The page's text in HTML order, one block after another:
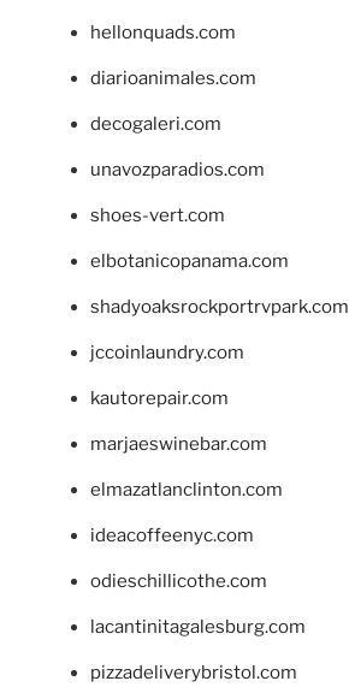
hellonquads.com
diarioanimales.com
decogaleri.com
unavozparadios.com
shoes-vert.com
elbotanicopanama.com
shadyoaksrockportrvpark.com
jccoinlaundry.com
kautorepair.com
marjaeswinebar.com
elmazatlanclinton.com
ideacoffeenyc.com
odieschillicothe.com
lacantinitagalesburg.com
pizzadeliverybristol.com